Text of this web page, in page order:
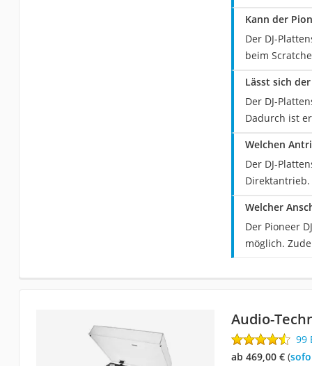
Kann der
Der DJ-
beim
Lässt sich
Der DJ-
Dadurch ist
Welchen
Der DJ-
Welcher
Der Pioneer
möglich.
Audio-
99
ab 469,00 €(